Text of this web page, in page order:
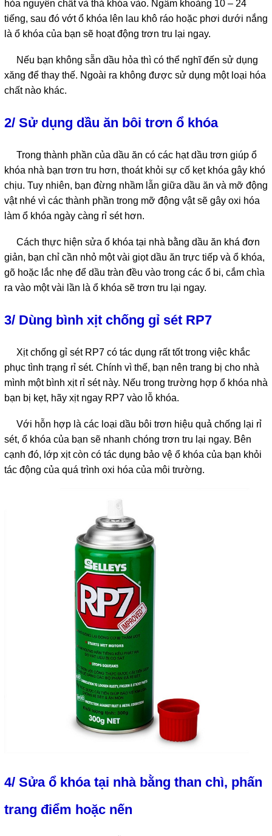
hỏa nguyên chất và thả khóa vào. Ngâm khoảng 10 – 24
tiếng, sau đó vớt ổ khóa lên lau khô ráo hoặc phơi dưới nắng
là ổ khóa của bạn sẽ hoạt động trơn tru lại ngay.
Nếu bạn không sẵn dầu hỏa thì có thể nghĩ đến sử dụng
xăng để thay thế. Ngoài ra không được sử dụng một loại hóa
chất nào khác.
2/ Sử dụng dầu ăn bôi trơn ổ khóa
Trong thành phần của dầu ăn có các hạt dầu trơn giúp ổ
khóa nhà bạn trơn tru hơn, thoát khỏi sự cố kẹt khóa gây khó
chịu. Tuy nhiên, bạn đừng nhầm lẫn giữa dầu ăn và mỡ động
vật nhé vì các thành phần trong mỡ động vật sẽ gây oxi hóa
làm ổ khóa ngày càng rỉ sét hơn.
Cách thực hiện sửa ổ khóa tại nhà bằng dầu ăn khá đơn
giản, bạn chỉ cần nhỏ một vài giọt dầu ăn trực tiếp và ổ khóa,
gõ hoặc lắc nhẹ để dầu tràn đều vào trong các ổ bi, cắm chìa
ra vào một vài lần là ổ khóa sẽ trơn tru lại ngay.
3/ Dùng bình xịt chống gỉ sét RP7
Xịt chống gỉ sét RP7 có tác dụng rất tốt trong việc khắc
phục tình trạng rỉ sét. Chính vì thế, bạn nên trang bị cho nhà
mình một bình xịt rỉ sét này. Nếu trong trường hợp ổ khóa nhà
bạn bị kẹt, hãy xịt ngay RP7 vào lỗ khóa.
Với hỗn hợp là các loại dầu bôi trơn hiệu quả chống lại rỉ
sét, ổ khóa của bạn sẽ nhanh chóng trơn tru lại ngay. Bên
cạnh đó, lớp xịt còn có tác dụng bảo vệ ổ khóa của bạn khỏi
tác động của quá trình oxi hóa của môi trường.
4/ Sửa ổ khóa tại nhà bằng than chì, phấn
trang điểm hoặc nến